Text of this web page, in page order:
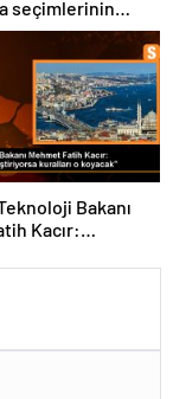
seçimlerinin
için ziyaretler
Bakanı
Kacır: